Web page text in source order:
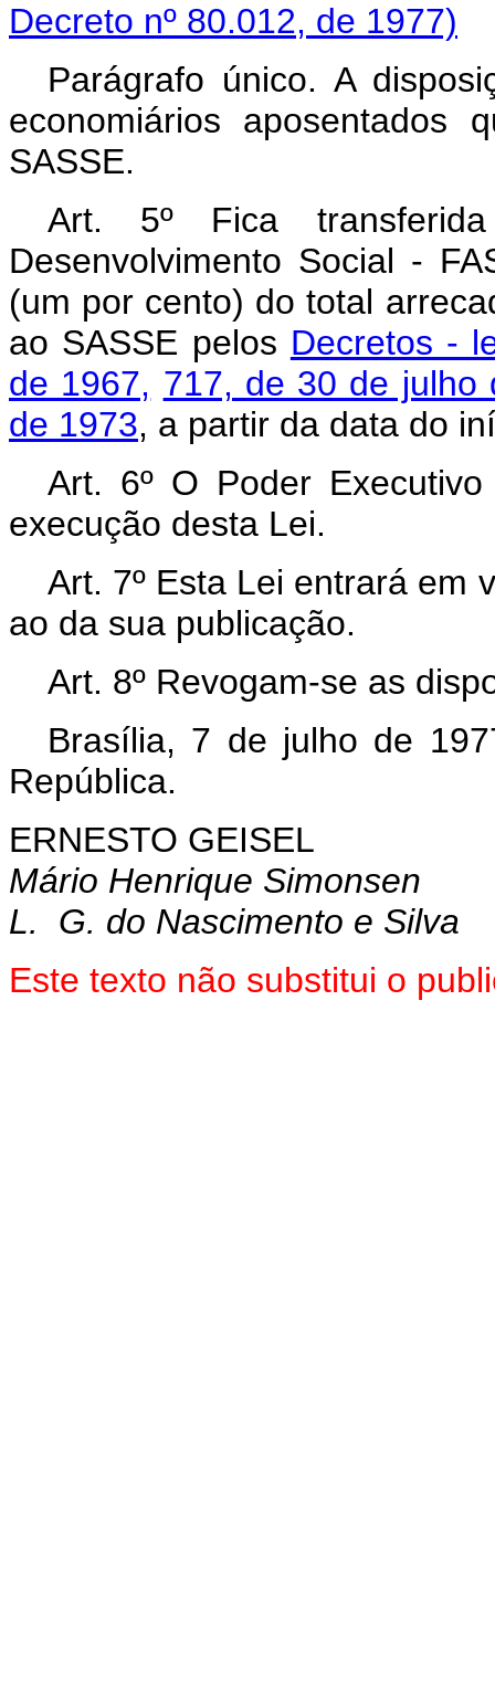
Decreto nº 80.012, de 1977)
Parágrafo único. A
economiários aposentados
SASSE.
Art. 5º Fica
Desenvolvimento Social -
(um por cento) do total
ao SASSE pelos Decretos -
de 1967, 717, de 30 de julho
de 1973, a partir da data do
Art. 6º O Poder
execução desta Lei.
Art. 7º Esta Lei entrará em
ao da sua publicação.
Art. 8º Revogam-se as
Brasília, 7 de julho de
República.
ERNESTO GEISEL
Mário Henrique Simonsen
L. G. do Nascimento e Silva
Este texto não substitui o